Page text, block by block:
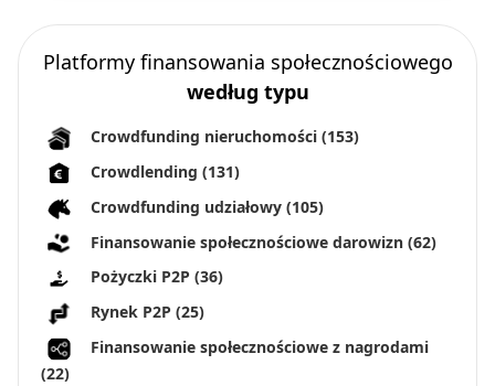
Platformy finansowania społecznościowego
według typu
Crowdfunding nieruchomości (153)
Crowdlending (131)
Crowdfunding udziałowy (105)
Finansowanie społecznościowe darowizn (62)
Pożyczki P2P (36)
Rynek P2P (25)
Finansowanie społecznościowe z nagrodami
(22)